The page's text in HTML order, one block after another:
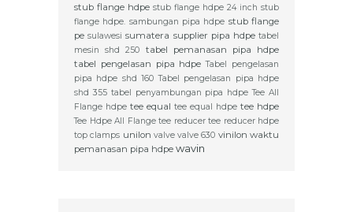
stub flange hdpe stub flange hdpe 24 inch stub
flange hdpe. sambungan pipa hdpe stub flange
pe sulawesi sumatera supplier pipa hdpe tabel
mesin shd 250
tabel pemanasan pipa hdpe
tabel pengelasan pipa hdpe Tabel pengelasan
pipa hdpe shd 160 Tabel pengelasan pipa hdpe
shd 355 tabel penyambungan pipa hdpe Tee All
Flange hdpe tee equal tee equal hdpe tee hdpe
Tee Hdpe All Flange tee reducer tee reducer hdpe
top clamps unilon valve valve 630 vinilon waktu
pemanasan pipa hdpe wavin